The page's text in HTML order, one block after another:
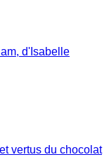
d'Isabelle
vertus du chocolat